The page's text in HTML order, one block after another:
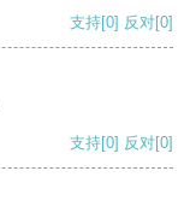
支持[0] 反对[0]
支持[0] 反对[0]